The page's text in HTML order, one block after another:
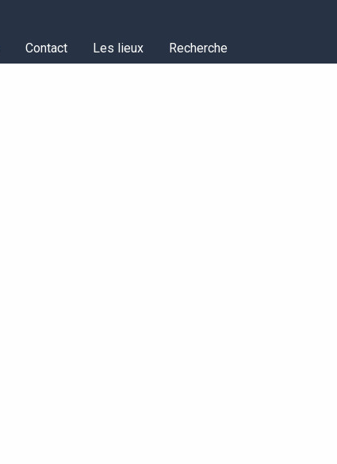
Contact Les lieux Recherche